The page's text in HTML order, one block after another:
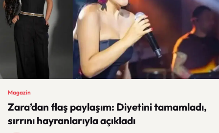
Magazin
Zara’dan flaş paylaşım: Diyetini tamamladı,
sırrını hayranlarıyla açıkladı